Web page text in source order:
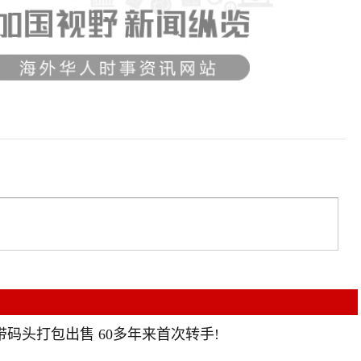
头打包出售 60多年来首次转手!